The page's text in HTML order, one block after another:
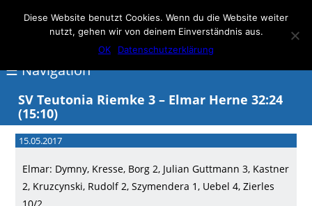
Elmar Herne 22
100% Handball
☰ Navigation
Über
Elmar
Herne
SV Teutonia Riemke 3 – Elmar Herne 32:24
(15:10)
15.05.2017
Elmar: Dymny, Kresse, Borg 2, Julian Guttmann 3, Kastner
2, Kruzcynski, Rudolf 2, Szymendera 1, Uebel 4, Zierles
Diese Website benutzt Cookies. Wenn du die Website weiter
nutzt, gehen wir von deinem Einverständnis aus.
OK
Datenschutzerklärung